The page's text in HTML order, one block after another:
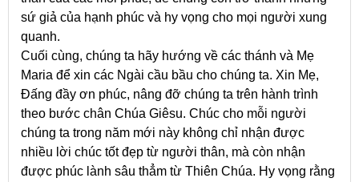
sứ giả của hạnh phúc và hy vọng cho mọi người xung
quanh.
Cuối cùng, chúng ta hãy hướng về các thánh và Mẹ
Maria để xin các Ngài cầu bầu cho chúng ta. Xin Mẹ,
Đấng đầy ơn phúc, nâng đỡ chúng ta trên hành trình
theo bước chân Chúa Giêsu. Chúc cho mỗi người
chúng ta trong năm mới này không chỉ nhận được
nhiều lời chúc tốt đẹp từ người thân, mà còn nhận
được phúc lành sâu thẳm từ Thiên Chúa. Hy vọng rằng